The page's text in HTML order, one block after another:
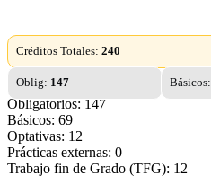
Créditos Totales: 240
Oblig: 147 Básicos:
Obligatorios: 147
Básicos: 69
Optativas: 12
Prácticas externas: 0
Trabajo fin de Grado (TFG): 12